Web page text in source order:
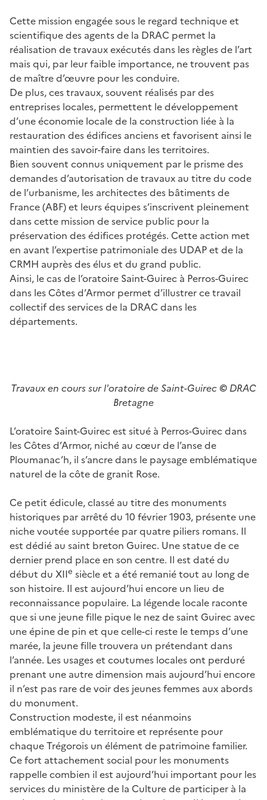
Cette mission engagée sous le regard technique et
scientifique des agents de la DRAC permet la
réalisation de travaux exécutés dans les règles de l’art
mais qui, par leur faible importance, ne trouvent pas
de maître d’œuvre pour les conduire.
De plus, ces travaux, souvent réalisés par des
entreprises locales, permettent le développement
d’une économie locale de la construction liée à la
restauration des édifices anciens et favorisent ainsi le
maintien des savoir-faire dans les territoires.
Bien souvent connus uniquement par le prisme des
demandes d’autorisation de travaux au titre du code
de l’urbanisme, les architectes des bâtiments de
France (ABF) et leurs équipes s’inscrivent pleinement
dans cette mission de service public pour la
préservation des édifices protégés. Cette action met
en avant l’expertise patrimoniale des UDAP et de la
CRMH auprès des élus et du grand public.
Ainsi, le cas de l’oratoire Saint-Guirec à Perros-Guirec
dans les Côtes d’Armor permet d’illustrer ce travail
collectif des services de la DRAC dans les
départements.
Travaux en cours sur l'oratoire de Saint-Guirec © DRAC
Bretagne
L’oratoire Saint-Guirec est situé à Perros-Guirec dans
les Côtes d’Armor, niché au cœur de l’anse de
Ploumanac’h, il s’ancre dans le paysage emblématique
naturel de la côte de granit Rose.
Ce petit édicule, classé au titre des monuments
historiques par arrêté du 10 février 1903, présente une
niche voutée supportée par quatre piliers romans. Il
est dédié au saint breton Guirec. Une statue de ce
dernier prend place en son centre. Il est daté du
début du XIIe siècle et a été remanié tout au long de
son histoire. Il est aujourd’hui encore un lieu de
reconnaissance populaire. La légende locale raconte
que si une jeune fille pique le nez de saint Guirec avec
une épine de pin et que celle-ci reste le temps d’une
marée, la jeune fille trouvera un prétendant dans
l’année. Les usages et coutumes locales ont perduré
prenant une autre dimension mais aujourd’hui encore
il n’est pas rare de voir des jeunes femmes aux abords
du monument.
Construction modeste, il est néanmoins
emblématique du territoire et représente pour
chaque Trégorois un élément de patrimoine familier.
Ce fort attachement social pour les monuments
rappelle combien il est aujourd’hui important pour les
services du ministère de la Culture de participer à la